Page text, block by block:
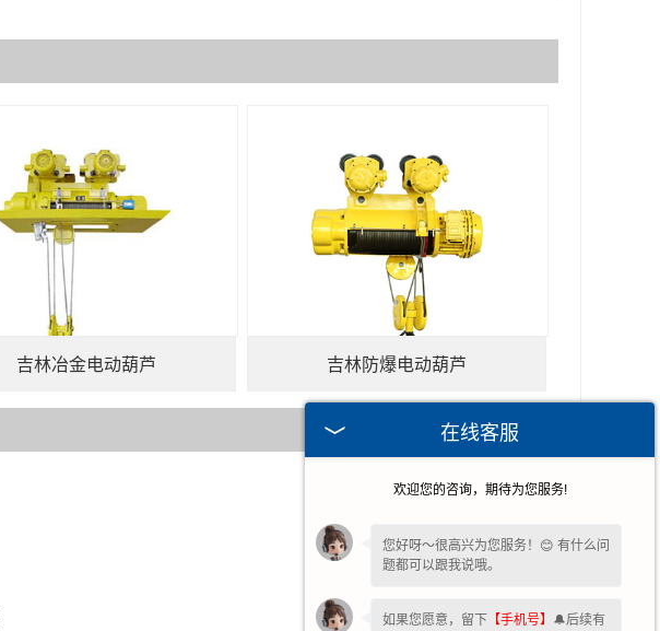
吉林冶金电动葫芦 吉林防爆电动葫芦
2026-07-24
2026-07-09
在线客服
欢迎您的咨询，期待为您服务!
您好呀～很高兴为您服务！😊 有什么问
题都可以跟我说哦。
如果您愿意，留下 【手机号】 🔔后续有